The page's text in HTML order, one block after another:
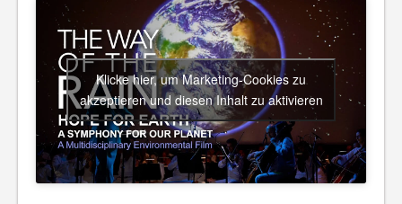
Klicke hier, um Marketing-Cookies zu
akzeptieren und diesen Inhalt zu aktivieren